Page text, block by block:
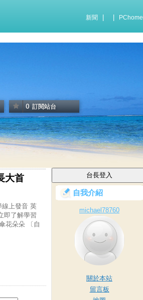
新聞 PChome
0 訂閱站台
大首
線上發音 英
即了解學習
花朵朵 〔自
自我介紹
michael78760
關於本站
留言板